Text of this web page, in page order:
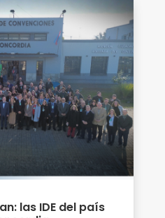
las IDE del país